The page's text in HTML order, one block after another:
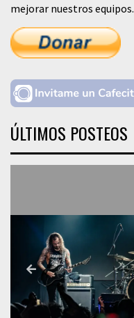
mejorar nuestros equipos.
ÚLTIMOS POSTEOS